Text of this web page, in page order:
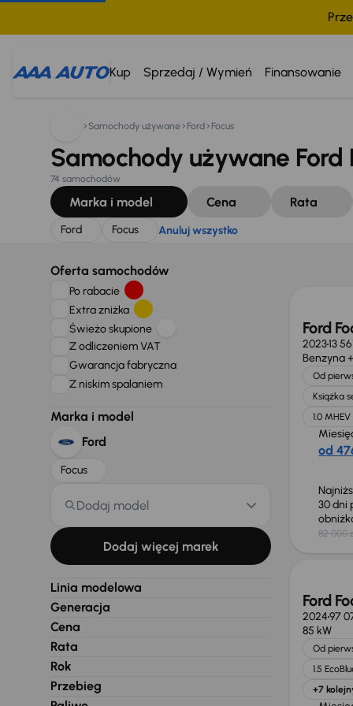
Kup Sprzedaj / Wymień Finansowanie
Szukam: Anuluj wszystko
Samochody używane Ford Focus
Samochody używane Ford
74 samochodów
Marka i model Cena Rata
Ford Focus Anuluj wszystko
Oferta samochodów
Po rabacie
Extra zniżka
Świeżo skupione
Z odliczeniem VAT
Gwarancja fabryczna
Z niskim spalaniem
Marka i model
Ford
Focus
Dodaj model
Dodaj więcej marek
Linia modelowa
Generacja
Cena
Rata
Rok
Przebieg
Ford
202313
Benzyna
Od
Książka
1.0 MHEV
od
30 dni
82 000
Ford
202497
85 kW
Od
1.5
+7